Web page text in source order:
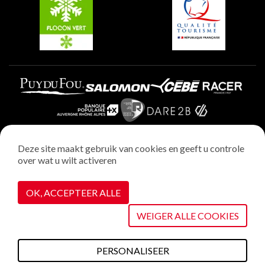
Plagne Aime 2000
Wettelijke vermeldingen
Privacybeleid
Realisatie : StudioJuillet
Cookiebeheer
Deze site maakt gebruik van cookies en geeft u controle
over wat u wilt activeren
OK, ACCEPTEER ALLE
WEIGER ALLE COOKIES
PERSONALISEER